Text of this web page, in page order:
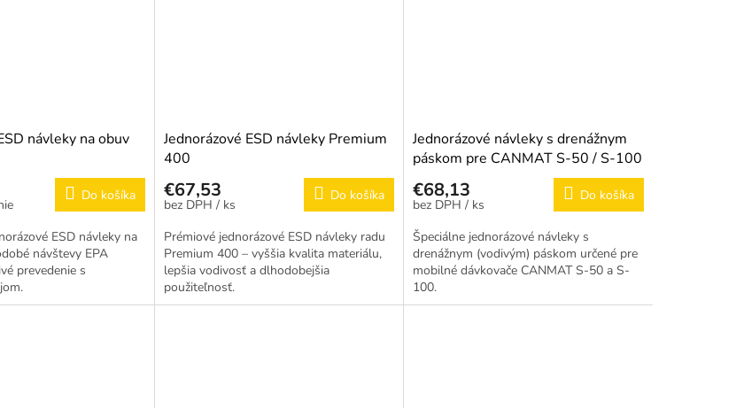
návleky na obuv
Do košíka
ESD návleky na
návštevy EPA
prevedenie s
Jednorázové ESD návleky Premium
400
€67,53
/ ks
Do košíka
Prémiové jednorázové ESD návleky radu
Premium 400 – vyššia kvalita materiálu,
lepšia vodivosť a dlhodobejšia
použiteľnosť.
Jednorázové návleky s drenážnym
páskom pre CANMAT S-50 / S-100
€68,13
/ ks
Do košíka
Špeciálne jednorázové návleky s
drenážnym (vodivým) páskom určené pre
mobilné dávkovače CANMAT S-50 a S-
100.